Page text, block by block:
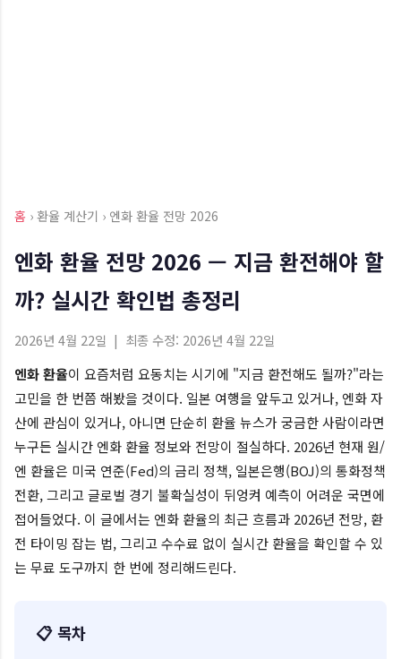
홈 › 환율 계산기 › 엔화 환율 전망 2026
엔화 환율 전망 2026 — 지금 환전해야 할
까? 실시간 확인법 총정리
2026년 4월 22일 | 최종 수정: 2026년 4월 22일
엔화 환율이 요즘처럼 요동치는 시기에 "지금 환전해도 될까?"라는
고민을 한 번쯤 해봤을 것이다. 일본 여행을 앞두고 있거나, 엔화 자
산에 관심이 있거나, 아니면 단순히 환율 뉴스가 궁금한 사람이라면
누구든 실시간 엔화 환율 정보와 전망이 절실하다. 2026년 현재 원/
엔 환율은 미국 연준(Fed)의 금리 정책, 일본은행(BOJ)의 통화정책
전환, 그리고 글로벌 경기 불확실성이 뒤엉켜 예측이 어려운 국면에
접어들었다. 이 글에서는 엔화 환율의 최근 흐름과 2026년 전망, 환
전 타이밍 잡는 법, 그리고 수수료 없이 실시간 환율을 확인할 수 있
는 무료 도구까지 한 번에 정리해드린다.
📋 목차